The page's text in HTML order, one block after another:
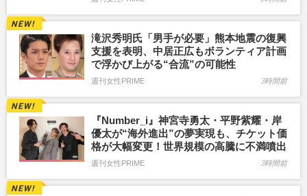
滝沢秀明氏「男手が必要」熊本地震の復興
支援を表明、中居正広もボランティア計画
で浮かび上がる“合流”の可能性
週刊女性PRIME 3時間前
『Number_i』神宮寺勇太・平野紫耀・岸
優太が“海外進出”の夢実現も、チケット価
格が大幅変更！世界規模の高騰に不満噴出
週刊女性PRIME 3時間前